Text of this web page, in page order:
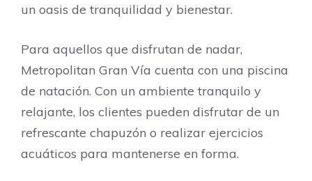
un oasis de tranquilidad y bienestar.
Para aquellos que disfrutan de nadar,
Metropolitan Gran Vía cuenta con una piscina
de natación. Con un ambiente tranquilo y
relajante, los clientes pueden disfrutar de un
refrescante chapuzón o realizar ejercicios
acuáticos para mantenerse en forma.